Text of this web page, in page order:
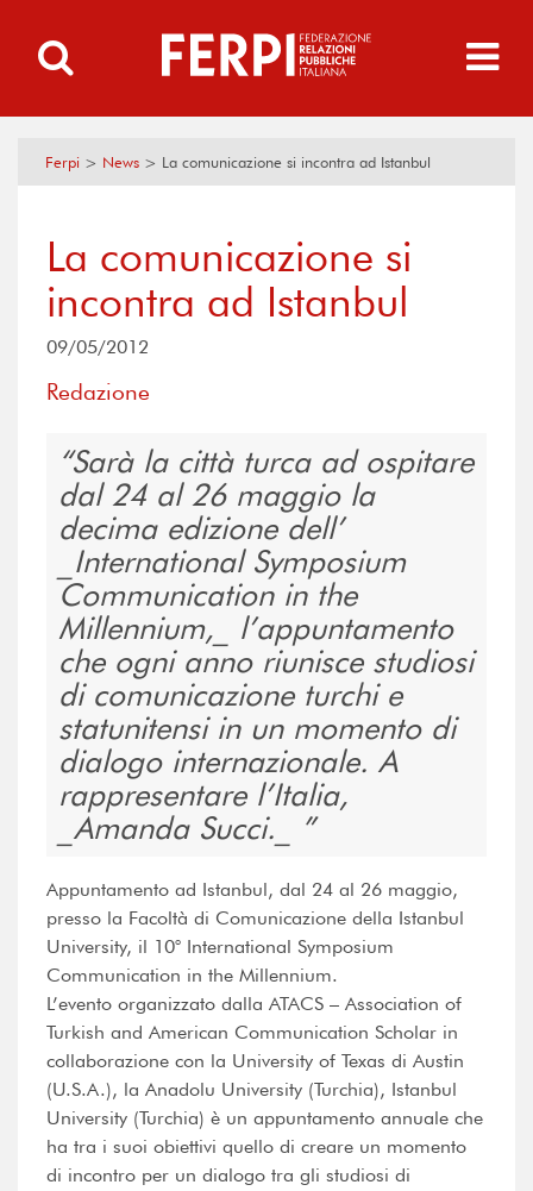
Ferpi > News > La comunicazione si incontra ad Istanbul
La comunicazione si
incontra ad Istanbul
09/05/2012
Redazione
Sarà la città turca ad ospitare
dal 24 al 26 maggio la
decima edizione dell’
_International Symposium
Communication in the
Millennium,_ l’appuntamento
che ogni anno riunisce studiosi
di comunicazione turchi e
statunitensi in un momento di
dialogo internazionale. A
rappresentare l’Italia,
_Amanda Succi._
Appuntamento ad Istanbul, dal 24 al 26 maggio,
presso la Facoltà di Comunicazione della Istanbul
University, il 10° International Symposium
Communication in the Millennium.
L’evento organizzato dalla ATACS – Association of
Turkish and American Communication Scholar in
collaborazione con la University of Texas di Austin
(U.S.A.), la Anadolu University (Turchia), Istanbul
University (Turchia) è un appuntamento annuale che
ha tra i suoi obiettivi quello di creare un momento
di incontro per un dialogo tra gli studiosi di